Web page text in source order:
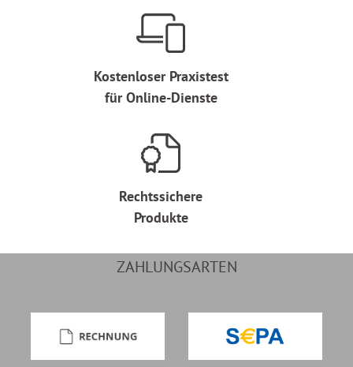
Kostenloser Praxistest
für Online-Dienste
Rechtssichere
Produkte
ZAHLUNGSARTEN